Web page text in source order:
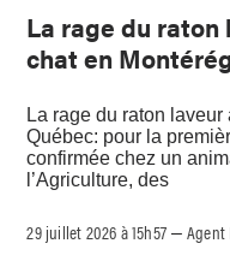
La rage du
chat en
La rage du raton
Québec: pour la
confirmée chez un
l’Agriculture, des
29 juillet 2026 à 15h57 –Agent